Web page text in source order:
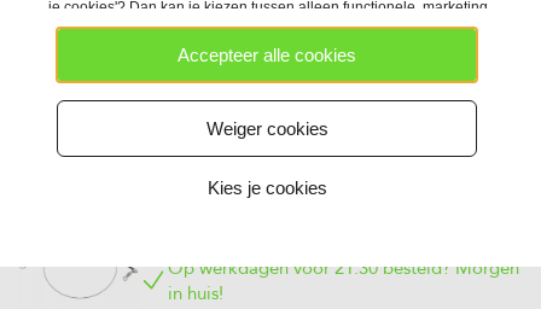
Op werkdagen voor 21:30 besteld? Morgen
in huis!
€ 7,99
incl. btw
Strike Point 7 Strand Titanium Leader Fox
Op werkdagen voor 21:30 besteld? Morgen
in huis!
je cookies'? Dan kan je kiezen tussen alleen functionele, marketing
en/of analytische cookies en gebruiken we technieken die daarop
Accepteer alle cookies
Kies je cookies
Weiger cookies